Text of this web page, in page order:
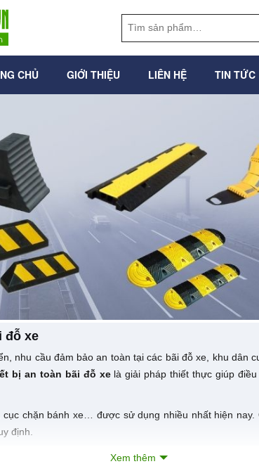
CHỦ GIỚI THIỆU LIÊN HỆ TIN TỨC
đỗ xe
nhu cầu đảm bảo an toàn tại các bãi đỗ xe, khu dân
bị an toàn bãi đỗ xelà giải pháp thiết thực giúp
chặn bánh xe… được sử dụng nhiều nhất hiện
định.
Xem thêm